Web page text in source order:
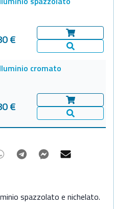
€
Aggiungi al
Vedi Dettagli
cromato
€
Aggiungi al
Vedi Dettagli
WhatsappTelegramFacebook
spazzolato e nichelato.